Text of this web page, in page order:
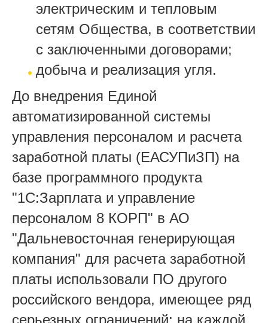
электрическим и тепловым
сетям Общества, в соответствии
с заключенными договорами;
добыча и реализация угля.
До внедрения Единой
автоматизированной системы
управления персоналом и расчета
заработной платы (ЕАСУПиЗП) на
базе программного продукта
"1С:Зарплата и управление
персоналом 8 КОРП" в АО
"Дальневосточная генерирующая
компания" для расчета заработной
платы использовали ПО другого
российского вендора, имеющее ряд
серьезных ограничений: на каждой